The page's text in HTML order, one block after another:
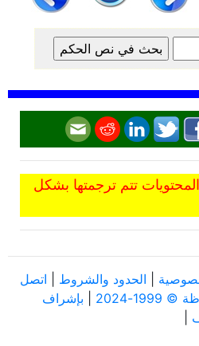
تتم ترجمتها بشكل
الحدود والشروط
اتصل
2024
بإشراف